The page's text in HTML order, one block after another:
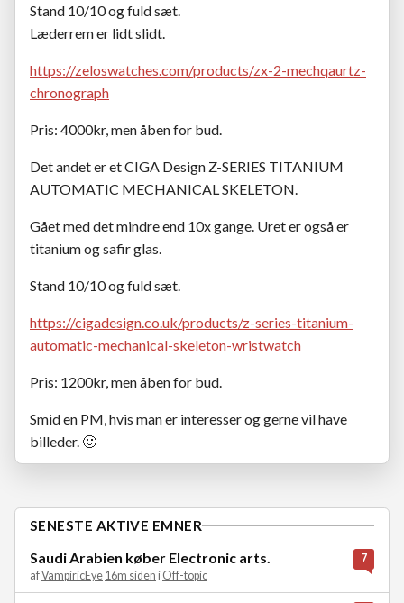
Stand 10/10 og fuld sæt.
Læderrem er lidt slidt.
https://zeloswatches.com/products/zx-2-mechqaurtz-
chronograph
Pris: 4000kr, men åben for bud.
Det andet er et CIGA Design Z-SERIES TITANIUM
AUTOMATIC MECHANICAL SKELETON.
Gået med det mindre end 10x gange. Uret er også er
titanium og safir glas.
Stand 10/10 og fuld sæt.
https://cigadesign.co.uk/products/z-series-titanium-
automatic-mechanical-skeleton-wristwatch
Pris: 1200kr, men åben for bud.
Smid en PM, hvis man er interesser og gerne vil have
billeder. 🙂
SENESTE AKTIVE EMNER
Saudi Arabien køber Electronic arts.
afVampiricEye 16m siden i Off-topic
7